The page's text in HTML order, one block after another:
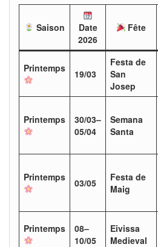
Saison
Date
2026
Fête
Printemps 19/03
Festa de
San
Josep
Printemps
30/03–
05/04
Semana
Santa
Printemps 03/05
Festa de
Maig
Printemps
08–
10/05
Eivissa
Medieval